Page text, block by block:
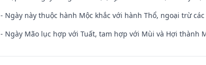
- Ngày này thuộc hành Mộc khắc với hành Thổ, ngoại trừ
- Ngày Mão lục hợp với Tuất, tam hợp với Mùi và Hợi thành